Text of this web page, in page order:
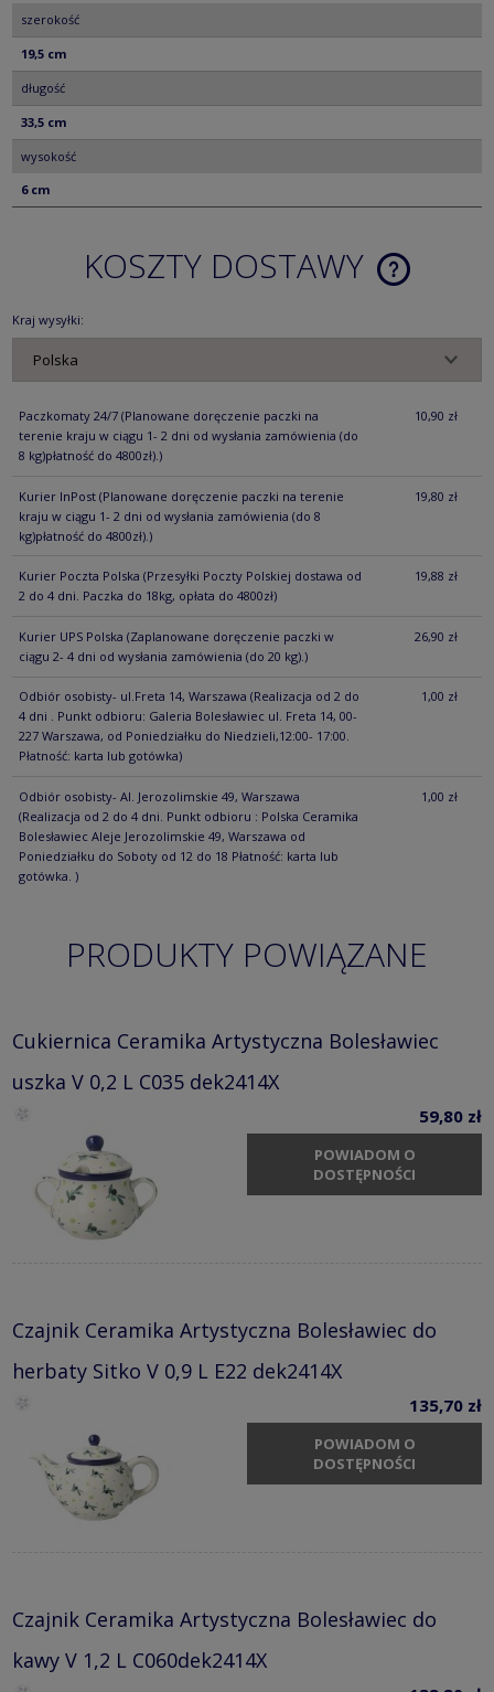
szerokość
19,5 cm
długość
33,5 cm
wysokość
6 cm
KOSZTY DOSTAWY
CENA NIE
Kraj wysyłki:
Paczkomaty 24/7 (Planowane doręczenie paczki na
terenie kraju w ciągu 1- 2 dni od wysłania zamówienia (do
8 kg)płatność do 4800zł).)
10,90 zł
Kurier InPost (Planowane doręczenie paczki na terenie
kraju w ciągu 1- 2 dni od wysłania zamówienia (do 8
kg)płatność do 4800zł).)
19,80 zł
Kurier Poczta Polska (Przesyłki Poczty Polskiej dostawa od
2 do 4 dni. Paczka do 18kg, opłata do 4800zł)
19,88 zł
Kurier UPS Polska (Zaplanowane doręczenie paczki w
ciągu 2- 4 dni od wysłania zamówienia (do 20 kg).)
26,90 zł
Odbiór osobisty- ul.Freta 14, Warszawa (Realizacja od 2 do
4 dni . Punkt odbioru: Galeria Bolesławiec ul. Freta 14, 00-
227 Warszawa, od Poniedziałku do Niedzieli,12:00- 17:00.
Płatność: karta lub gotówka)
1,00 zł
Odbiór osobisty- Al. Jerozolimskie 49, Warszawa
(Realizacja od 2 do 4 dni. Punkt odbioru : Polska Ceramika
Bolesławiec Aleje Jerozolimskie 49, Warszawa od
Poniedziałku do Soboty od 12 do 18 Płatność: karta lub
gotówka. )
1,00 zł
PRODUKTY POWIĄZANE
Cukiernica Ceramika Artystyczna Bolesławiec
uszka V 0,2 L C035 dek2414X
59,80 zł
POWIADOM O
DOSTĘPNOŚCI
Czajnik Ceramika Artystyczna Bolesławiec do
herbaty Sitko V 0,9 L E22 dek2414X
135,70 zł
POWIADOM O
DOSTĘPNOŚCI
Czajnik Ceramika Artystyczna Bolesławiec do
kawy V 1,2 L C060dek2414X